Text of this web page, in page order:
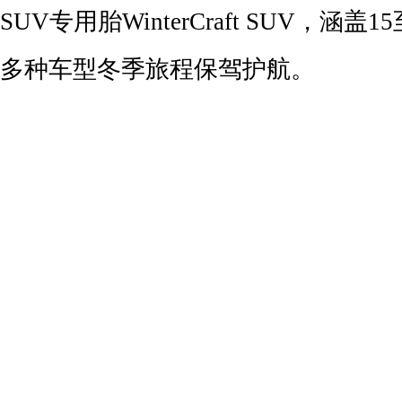
SUV专用胎WinterCraft SUV，涵盖
多种车型冬季旅程保驾护航。